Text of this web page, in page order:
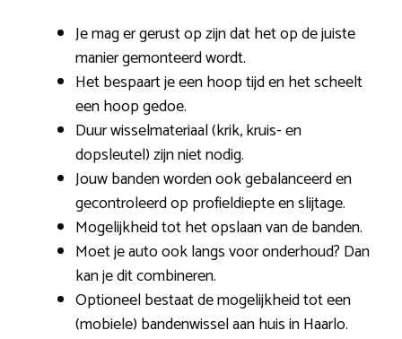
Je mag er gerust op zijn dat het op de juiste
manier gemonteerd wordt.
Het bespaart je een hoop tijd en het scheelt
een hoop gedoe.
Duur wisselmateriaal (krik, kruis- en
dopsleutel) zijn niet nodig.
Jouw banden worden ook gebalanceerd en
gecontroleerd op profieldiepte en slijtage.
Mogelijkheid tot het opslaan van de banden.
Moet je auto ook langs voor onderhoud? Dan
kan je dit combineren.
Optioneel bestaat de mogelijkheid tot een
(mobiele) bandenwissel aan huis in Haarlo.